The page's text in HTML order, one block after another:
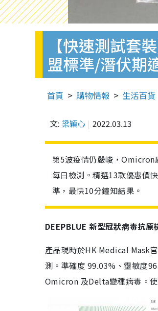
【快速測試套
盟標準/潛伏期
首頁 購物情報 生活百貨
文: 梁穎心 2022.03.13
第5波疫情仍嚴峻，Omicron
每日檢測。精選13款優惠價
準，最快10分鐘知結果。
DEEPBLUE 新型冠狀病毒抗原
產品現時於HK Medical Mask
測。準確度 99.03%、靈敏度
Omicron 及Delta變種病毒。